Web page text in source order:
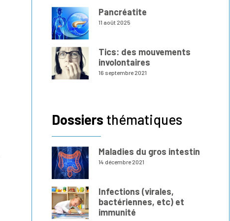
Pancréatite
11 août 2025
Tics: des mouvements
involontaires
16 septembre 2021
Dossiers thématiques
Maladies du gros intestin
14 décembre 2021
Infections (virales,
bactériennes, etc) et
immunité